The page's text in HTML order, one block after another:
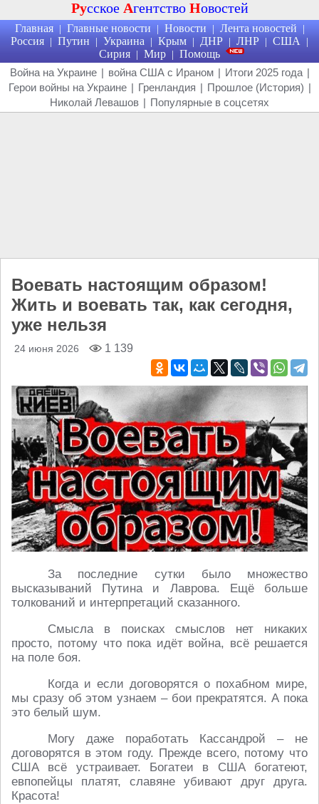
Русское Агентство Новостей
Главная | Главные новости | Новости | Лента новостей |
Россия | Путин | Украина | Крым | ДНР | ЛНР | США |
Сирия | Мир | Помощь
Война на Украине | война США с Ираном | Итоги 2025 года |
Герои войны на Украине | Гренландия | Прошлое (История) |
Николай Левашов | Популярные в соцсетях
Воевать настоящим образом!
Жить и воевать так, как сегодня,
уже нельзя
24 июня 2026 1 139
За последние сутки было множество
высказываний Путина и Лаврова. Ещё больше
толкований и интерпретаций сказанного.
Смысла в поисках смыслов нет никаких
просто, потому что пока идёт война, всё решается
на поле боя.
Когда и если договорятся о похабном мире,
мы сразу об этом узнаем – бои прекратятся. А пока
это белый шум.
Могу даже поработать Кассандрой – не
договорятся в этом году. Прежде всего, потому что
США всё устраивает. Богатеи в США богатеют,
евпопейцы платят, славяне убивают друг друга.
Красота!